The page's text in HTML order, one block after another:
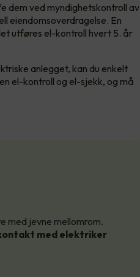
dem ved myndighetskontroll av
eiendomsoverdragelse. En
utføres el-kontroll hvert 5. år
anlegget, kan du enkelt
el-kontroll og el-sjekk, og må
med jevne mellomrom.
med elektriker